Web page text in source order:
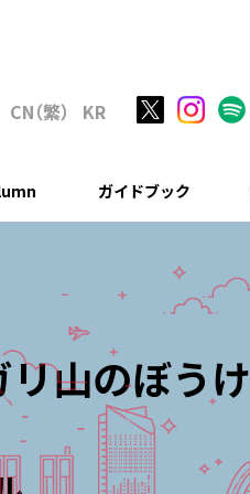
CN（繁） KR
ガイドブック
山のぼうけ